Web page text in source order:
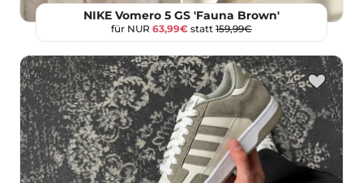
NIKE Vomero 5 GS 'Fauna Brown'
für NUR 63,99€ statt 159,99€